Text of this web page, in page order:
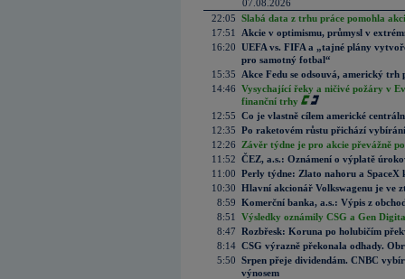
07.08.2026
22:05 Slabá data z trhu práce pomohla
17:51
Akcie v optimismu, průmysl v
16:20 UEFA vs. FIFA a „tajné plány
pro samotný fotbal“
15:35
Akce Fedu se odsouvá, americký
14:46 Vysychající řeky a ničivé požáry v
finanční trhy
12:55 Co je vlastně cílem americké
12:35 Po raketovém růstu přichází
12:26
Závěr týdne je pro akcie převážně
11:52 ČEZ, a.s.: Oznámení o výplatě
11:00 Perly týdne: Zlato nahoru a SpaceX
10:30 Hlavní akcionář Volkswagenu je ve
8:59 Komerční banka, a.s.: Výpis z
8:51
Výsledky oznámily CSG a Gen
8:47 Rozbřesk: Koruna po holubičím
8:14 CSG výrazně překonala odhady.
5:50 Srpen přeje dividendám. CNBC
výnosem